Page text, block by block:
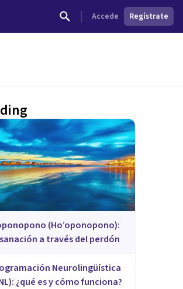
Accede Regístrate
(Ho’oponopono):
a través del perdón
Neurolingüística
¿qué es y cómo funciona?